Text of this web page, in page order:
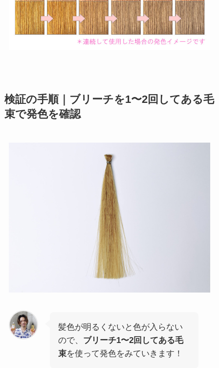
検証の手順｜ブリーチを1〜2回してある毛
束で発色を確認
髪色が明るくないと色が入らない
ので、 ブリーチ1〜2回してある毛
束を使って発色をみていきます！